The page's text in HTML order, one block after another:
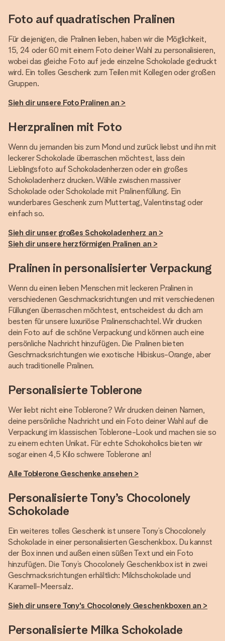
Foto auf quadratischen Pralinen
Für diejenigen, die Pralinen lieben, haben wir die Möglichkeit,
15, 24 oder 60 mit einem Foto deiner Wahl zu personalisieren,
wobei das gleiche Foto auf jede einzelne Schokolade gedruckt
wird. Ein tolles Geschenk zum Teilen mit Kollegen oder großen
Gruppen.
Sieh dir unsere Foto Pralinen an >
Herzpralinen mit Foto
Wenn du jemanden bis zum Mond und zurück liebst und ihn mit
leckerer Schokolade überraschen möchtest, lass dein
Lieblingsfoto auf Schokoladenherzen oder ein großes
Schokoladenherz drucken. Wähle zwischen massiver
Schokolade oder Schokolade mit Pralinenfüllung. Ein
wunderbares Geschenk zum Muttertag, Valentinstag oder
einfach so.
Sieh dir unser großes Schokoladenherz an >
Sieh dir unsere herzförmigen Pralinen an >
Pralinen in personalisierter Verpackung
Wenn du einen lieben Menschen mit leckeren Pralinen in
verschiedenen Geschmacksrichtungen und mit verschiedenen
Füllungen überraschen möchtest, entscheidest du dich am
besten für unsere luxuriöse Pralinenschachtel. Wir drucken
dein Foto auf die schöne Verpackung und können auch eine
persönliche Nachricht hinzufügen. Die Pralinen bieten
Geschmacksrichtungen wie exotische Hibiskus-Orange, aber
auch traditionelle Pralinen.
Personalisierte Toblerone
Wer liebt nicht eine Toblerone? Wir drucken deinen Namen,
deine persönliche Nachricht und ein Foto deiner Wahl auf die
Verpackung im klassischen Toblerone-Look und machen sie so
zu einem echten Unikat. Für echte Schokoholics bieten wir
sogar einen 4,5 Kilo schwere Toblerone an!
Alle Toblerone Geschenke ansehen >
Personalisierte Tony’s Chocolonely
Schokolade
Ein weiteres tolles Geschenk ist unsere Tony’s Chocolonely
Schokolade in einer personalisierten Geschenkbox. Du kannst
der Box innen und außen einen süßen Text und ein Foto
hinzufügen. Die Tony’s Chocolonely Geschenkbox ist in zwei
Geschmacksrichtungen erhältlich: Milchschokolade und
Karamell-Meersalz.
Sieh dir unsere Tony's Chocolonely Geschenkboxen an >
Personalisierte Milka Schokolade